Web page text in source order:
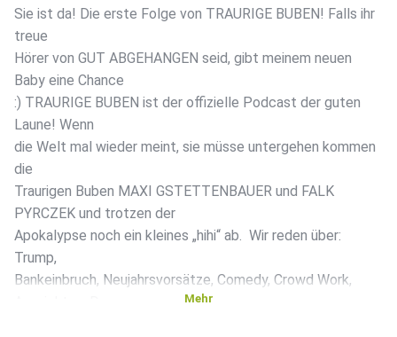
Sie ist da! Die erste Folge von TRAURIGE BUBEN! Falls ihr
treue
Hörer von GUT ABGEHANGEN seid, gibt meinem neuen
Baby eine Chance
:) TRAURIGE BUBEN ist der offizielle Podcast der guten
Laune! Wenn
die Welt mal wieder meint, sie müsse untergehen kommen
die
Traurigen Buben MAXI GSTETTENBAUER und FALK
PYRCZEK und trotzen der
Apokalypse noch ein kleines „hihi“ ab. Wir reden über:
Trump,
Bankeinbruch, Neujahrsvorsätze, Comedy, Crowd Work,
Mehr